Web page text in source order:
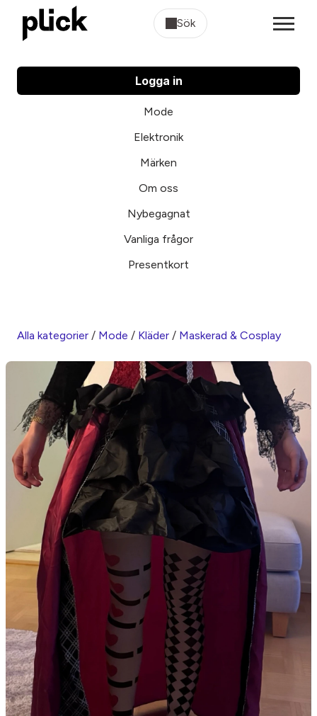
Sök
Logga in
Mode
Elektronik
Märken
Om oss
Nybegagnat
Vanliga frågor
Presentkort
Alla kategorier / Mode / Kläder / Maskerad & Cosplay